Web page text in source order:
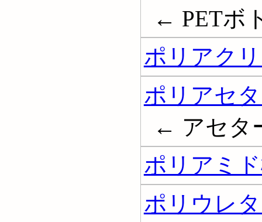
← PETボ
ポリアク
ポリアセ
← アセタ
ポリアミ
ポリウレ